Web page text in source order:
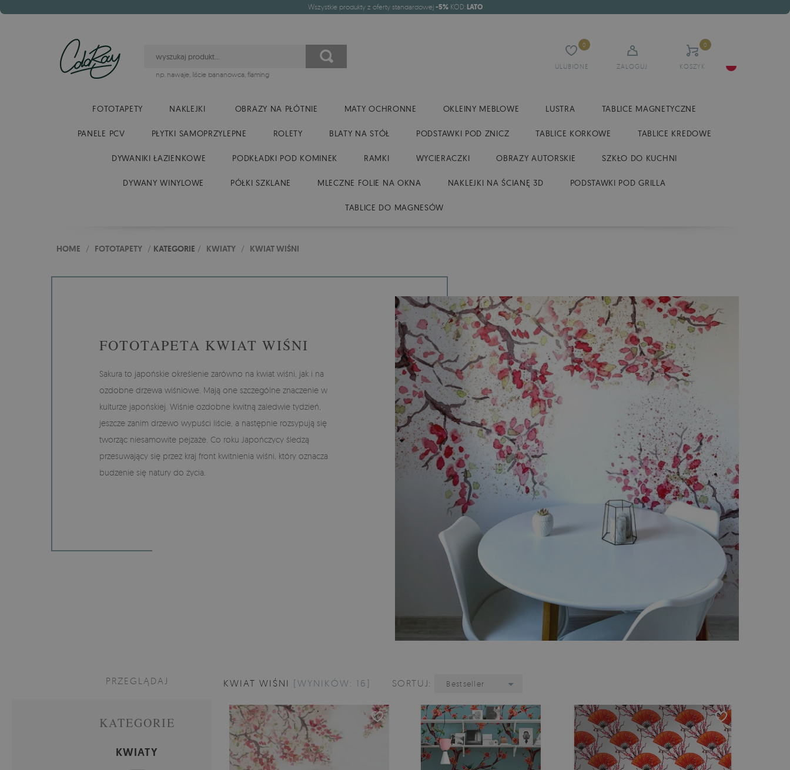
Wszystkie produkty z oferty standardowej -5%KOD:LATO
ULUBIONE
0
ZALOGUJ KOSZYK
0
np. hawaje, liście bananowca, flaming
FOTOTAPETY NAKLEJKI OBRAZY NA PŁÓTNIE MATY OCHRONNE OKLEINY MEBLOWE LUSTRA TABLICE MAGNETYCZNE
PANELE PCV PŁYTKI SAMOPRZYLEPNE ROLETY BLATY NA STÓŁ PODSTAWKI POD ZNICZ TABLICE KORKOWE TABLICE KREDOWE
DYWANIKI ŁAZIENKOWE PODKŁADKI POD KOMINEK RAMKI WYCIERACZKI OBRAZY AUTORSKIE SZKŁO DO KUCHNI
DYWANY WINYLOWE PÓŁKI SZKLANE MLECZNE FOLIE NA OKNA NAKLEJKI NA ŚCIANĘ 3D PODSTAWKI POD GRILLA
TABLICE DO MAGNESÓW
HOME / FOTOTAPETY / KATEGORIE / KWIATY / KWIAT WIŚNI
FOTOTAPETA KWIAT WIŚNI
Sakura to japońskie określenie zarówno na kwiat wiśni, jak i na
ozdobne drzewa wiśniowe. Mają one szczególne znaczenie w
kulturze japońskiej. Wiśnie ozdobne kwitną zaledwie tydzień,
jeszcze zanim drzewo wypuści liście, a następnie rozsypują się
tworząc niesamowite pejzaże. Co roku Japończycy śledzą
przesuwający się przez kraj front kwitnienia wiśni, który oznacza
budzenie się natury do życia.
PRZEGLĄDAJ
KATEGORIE
KWIATY
KWIAT WIŚNI [WYNIKÓW: 16] SORTUJ: Bestseller